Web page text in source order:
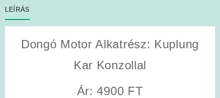
LEÍRÁS
Dongó Motor Alkatrész: Kuplung
Kar Konzollal
Ár: 4900 FT